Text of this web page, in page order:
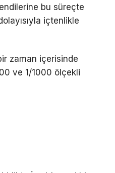
bu süreçte
içtenlikle
zaman içerisinde
ve 1/1000 ölçekli